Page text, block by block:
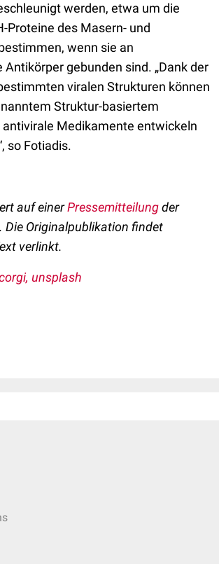
werden, etwa um die
Proteine des Masern- und
wenn sie an
gebunden sind. „Dank der
viralen Strukturen können
Struktur-basiertem
Medikamente entwickeln
so Fotiadis.
auf einerPressemitteilungder
Die Originalpublikation findet
verlinkt.
unsplash